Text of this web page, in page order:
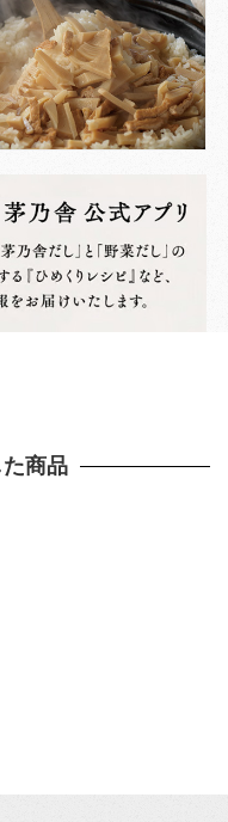
商品